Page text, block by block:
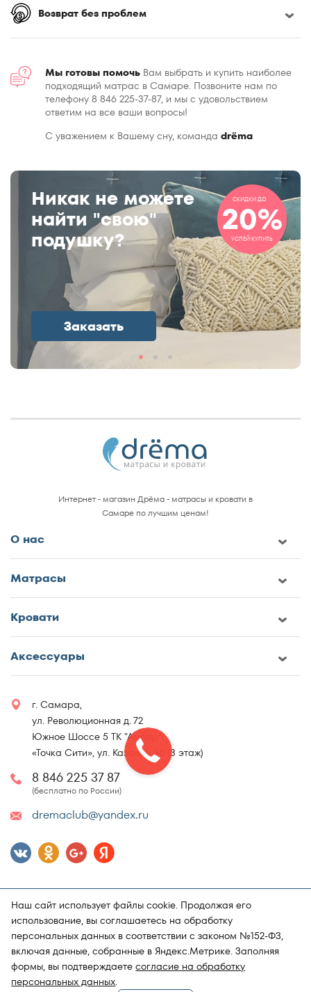
Возврат без проблем
Мы готовы помочь Вам выбрать и купить наиболее
подходящий матрас в Самаре. Позвоните нам по
телефону 8 846 225-37-87, и мы с удовольствием
ответим на все ваши вопросы!
С уважением к Вашему сну, команда drёma
Никак не можете
найти "свою"
подушку?
Заказать
СКИДКИ ДО
20%
УСПЕЙ КУПИТЬ
Интернет - магазин Дрёма - матрасы и кровати в
Самаре по лучшим ценам!
О нас
Матрасы
Кровати
Аксессуары
г. Самара,
ул. Революционная д. 72
Южное Шоссе 5 ТК "Амбар"
«Точка Сити», ул. Казачья, 36 (3 этаж)
8 846 225 37 87
(бесплатно по России)
dremaclub@yandex.ru
Магазин матрасов "DRёMA" Поддержка и продвижение сайта
Карта сайта Политика конфиденциальности
Наш сайт использует файлы cookie. Продолжая его
использование, вы соглашаетесь на обработку
персональных данных в соответствии с законом №152-ФЗ,
включая данные, собранные в Яндекс.Метрике. Заполняя
формы, вы подтверждаетесогласие на обработку
персональных данных.